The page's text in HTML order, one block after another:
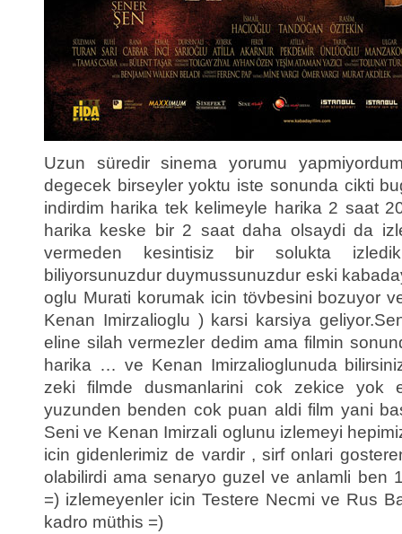
Uzun süredir sinema yorumu
degecek birseyler yoktu iste sonunda cikti
indirdim harika tek kelimeyle harika 2 saat
harika keske bir 2 saat daha olsaydi da
vermeden kesintisiz bir solukta
biliyorsunuzdur duymussunuzdur eski
oglu Murati korumak icin tövbesini bozuyor
Kenan Imirzalioglu ) karsi karsiya
eline silah vermezler dedim ama filmin
harika … ve Kenan Imirzalioglunuda
zeki filmde dusmanlarini cok zekice yok
yuzunden benden cok puan aldi film yani
Seni ve Kenan Imirzali oglunu izlemeyi
icin gidenlerimiz de vardir , sirf onlari
olabilirdi ama senaryo guzel ve anlamli ben
=) izlemeyenler icin Testere Necmi ve Rus
kadro müthis =)